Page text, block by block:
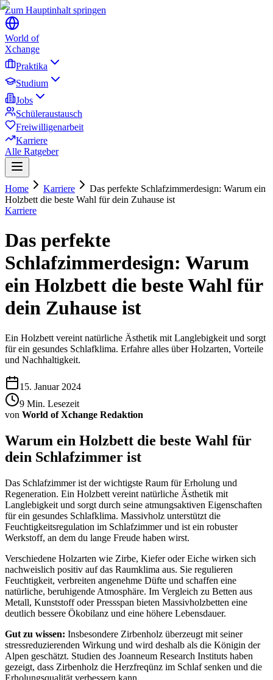
Zum Hauptinhalt springen
World of
Xchange
Praktika
Studium
Jobs
Schüleraustausch
Freiwilligenarbeit
Karriere
Alle Ratgeber
Home Karriere
Das perfekte Schlafzimmerdesign: Warum ein
Holzbett die beste Wahl für dein Zuhause ist
Karriere
Das perfekte
Schlafzimmerdesign: Warum
ein Holzbett die beste Wahl für
dein Zuhause ist
Ein Holzbett vereint natürliche Ästhetik mit Langlebigkeit und sorgt
für ein gesundes Schlafklima. Erfahre alles über Holzarten, Vorteile
und Nachhaltigkeit.
15. Januar 2024
9 Min. Lesezeit
von World of Xchange Redaktion
Warum ein Holzbett die beste Wahl für
dein Schlafzimmer ist
Das Schlafzimmer ist der wichtigste Raum für Erholung und
Regeneration. Ein Holzbett vereint natürliche Ästhetik mit
Langlebigkeit und sorgt durch seine atmungsaktiven Eigenschaften
für ein gesundes Schlafklima. Massivholz unterstützt die
Feuchtigkeitsregulation im Schlafzimmer und ist ein robuster
Werkstoff, an dem du lange Freude haben wirst.
Verschiedene Holzarten wie Zirbe, Kiefer oder Eiche wirken sich
nachweislich positiv auf das Raumklima aus. Sie regulieren
Feuchtigkeit, verbreiten angenehme Düfte und schaffen eine
natürliche, beruhigende Atmosphäre. Im Vergleich zu Betten aus
Metall, Kunststoff oder Pressspan bieten Massivholzbetten eine
deutlich bessere Ökobilanz und eine höhere Lebensdauer.
Gut zu wissen: Insbesondere Zirbenholz überzeugt mit seiner
stressreduzierenden Wirkung und wird deshalb als die Königin der
Alpen geschätzt. Studien des Joanneum Research Instituts haben
gezeigt, dass Zirbenholz die Herzfreqünz im Schlaf senken und die
Erholungsqualität verbessern kann.